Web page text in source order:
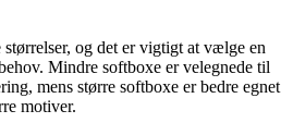
og det er vigtigt at vælge en
Mindre softboxe er velegnede til
mens større softboxe er bedre egnet
motiver.